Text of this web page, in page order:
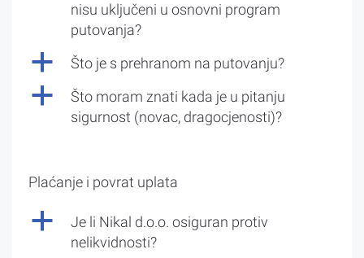
nisu uključeni u osnovni program
putovanja?
a Što je s prehranom na putovanju?
a
Što moram znati kada je u pitanju
sigurnost (novac, dragocjenosti)?
Plaćanje i povrat uplata
a
Je li Nikal d.o.o. osiguran protiv
nelikvidnosti?